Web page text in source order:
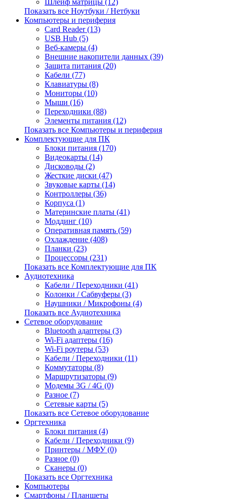
Шлейф матрицы (12)
Показать все Ноутбуки / Нетбуки
Компьютеры и периферия
Card Reader (13)
USB Hub (5)
Веб-камеры (4)
Внешние накопители данных (39)
Защита питания (20)
Кабели (77)
Клавиатуры (8)
Мониторы (10)
Мыши (16)
Переходники (88)
Элементы питания (12)
Показать все Компьютеры и периферия
Комплектующие для ПК
Блоки питания (170)
Видеокарты (14)
Дисководы (2)
Жесткие диски (47)
Звуковые карты (14)
Контроллеры (36)
Корпуса (1)
Материнские платы (41)
Моддинг (10)
Оперативная память (59)
Охлаждение (408)
Планки (23)
Процессоры (231)
Показать все Комплектующие для ПК
Аудиотехника
Кабели / Переходники (41)
Колонки / Сабвуферы (3)
Наушники / Микрофоны (4)
Показать все Аудиотехника
Сетевое оборудование
Bluetooth адаптеры (3)
Wi-Fi адаптеры (16)
Wi-Fi роутеры (53)
Кабели / Переходники (11)
Коммутаторы (8)
Маршрутизаторы (9)
Модемы 3G / 4G (0)
Разное (7)
Сетевые карты (5)
Показать все Сетевое оборудование
Оргтехника
Блоки питания (4)
Кабели / Переходники (9)
Принтеры / МФУ (0)
Разное (0)
Сканеры (0)
Показать все Оргтехника
Компьютеры
Смартфоны / Планшеты